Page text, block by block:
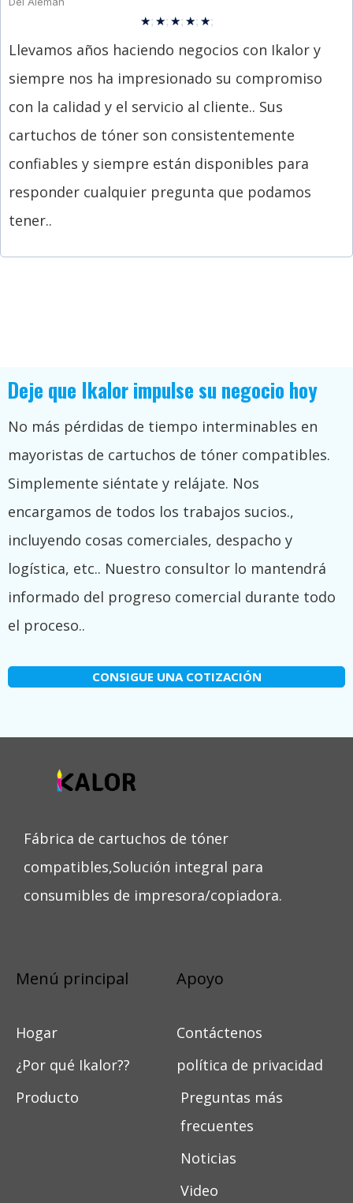
★; ★; ★; ★; ★;
Llevamos años haciendo negocios con Ikalor y
siempre nos ha impresionado su compromiso
con la calidad y el servicio al cliente.. Sus
cartuchos de tóner son consistentemente
confiables y siempre están disponibles para
responder cualquier pregunta que podamos
tener..
Deje que Ikalor impulse su negocio hoy
No más pérdidas de tiempo interminables en
mayoristas de cartuchos de tóner compatibles.
Simplemente siéntate y relájate. Nos
encargamos de todos los trabajos sucios.,
incluyendo cosas comerciales, despacho y
logística, etc.. Nuestro consultor lo mantendrá
informado del progreso comercial durante todo
el proceso..
CONSIGUE UNA COTIZACIÓN
Fábrica de cartuchos de tóner
compatibles,Solución integral para
consumibles de impresora/copiadora.
Menú principal
Hogar
¿Por qué Ikalor??
Producto
Apoyo
Contáctenos
política de privacidad
Preguntas más
frecuentes
Noticias
Video